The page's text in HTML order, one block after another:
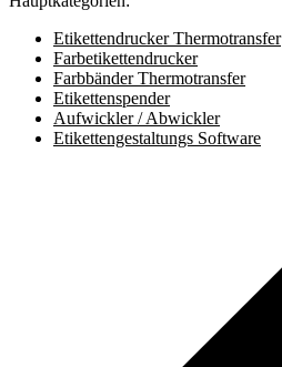
Etikettendrucker Thermotransfer
Farbetikettendrucker
Farbbänder Thermotransfer
Etikettenspender
Aufwickler / Abwickler
Etikettengestaltungs Software